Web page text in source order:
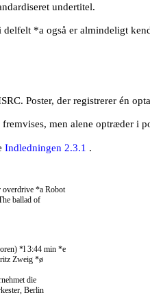
undertitel.
*a også er almindeligt
Poster, der registrerer én
men alene optræder i
Indledningen 2.3.1 .
overdrive *a Robot
ballad of
*l 3:44 min *e
Zweig *ø
die
Berlin